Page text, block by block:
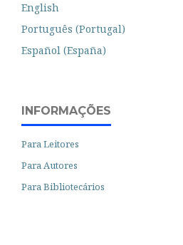
English
Português (Portugal)
Español (España)
INFORMAÇÕES
Para Leitores
Para Autores
Para Bibliotecários